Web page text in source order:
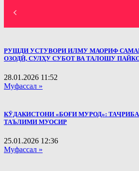
РУШДИ УСТУВОРИ ИЛМУ МАОРИФ
ОЗОДӢ, СУЛҲУ СУБОТ ВА ТАЛОШУ
28.01.2026 11:52
Муфассал »
КӮДАКИСТОНИ «БОҒИ МУРОД»:
ТАЪЛИМИ МУОСИР
25.01.2026 12:36
Муфассал »